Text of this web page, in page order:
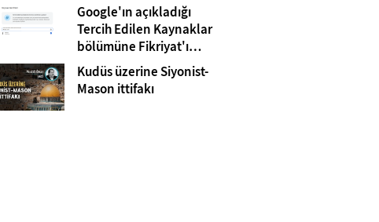
Google'ın açıkladığı
Tercih Edilen Kaynaklar
bölümüne Fikriyat'ı
eklemeyi unutmayın!
Kudüs üzerine Siyonist-
Mason ittifakı